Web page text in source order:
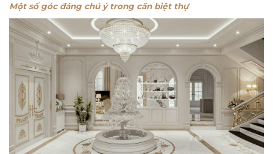
Một số góc đáng chú ý trong căn biệt thự